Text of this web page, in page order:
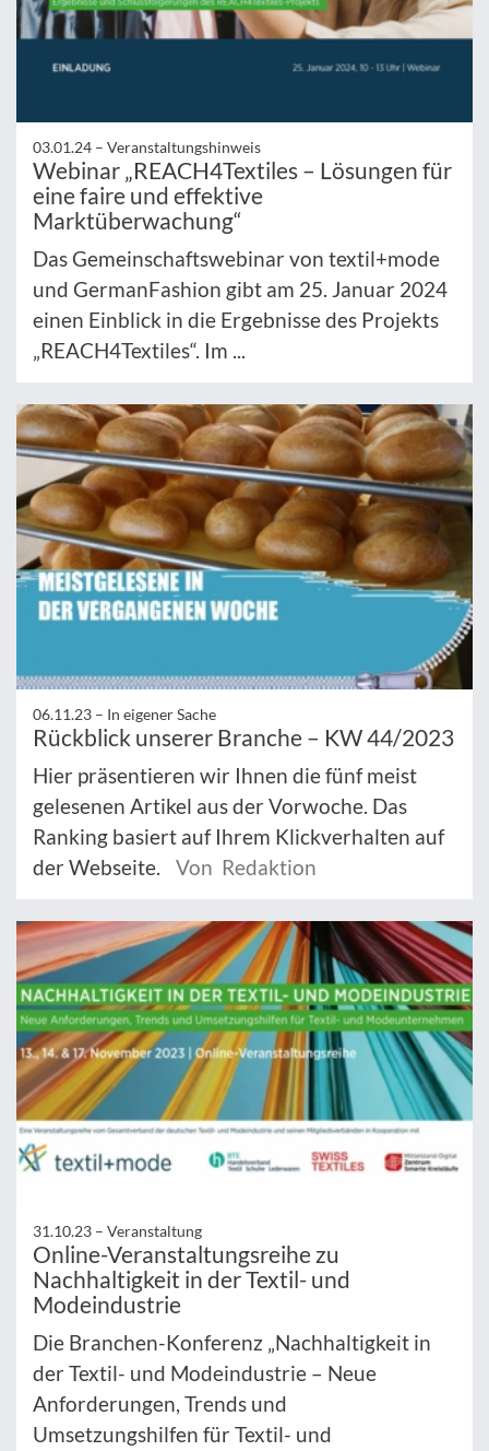
03.01.24 – Veranstaltungshinweis
Webinar „REACH4Textiles – Lösungen für
eine faire und effektive
Marktüberwachung“
Das Gemeinschaftswebinar von textil+mode
und GermanFashion gibt am 25. Januar 2024
einen Einblick in die Ergebnisse des Projekts
„REACH4Textiles“. Im ...
06.11.23 – In eigener Sache
Rückblick unserer Branche – KW 44/2023
Hier präsentieren wir Ihnen die fünf meist
gelesenen Artikel aus der Vorwoche. Das
Ranking basiert auf Ihrem Klickverhalten auf
der Webseite.
Von Redaktion
31.10.23 – Veranstaltung
Online-Veranstaltungsreihe zu
Nachhaltigkeit in der Textil- und
Modeindustrie
Die Branchen-Konferenz „Nachhaltigkeit in
der Textil- und Modeindustrie – Neue
Anforderungen, Trends und
Umsetzungshilfen für Textil- und